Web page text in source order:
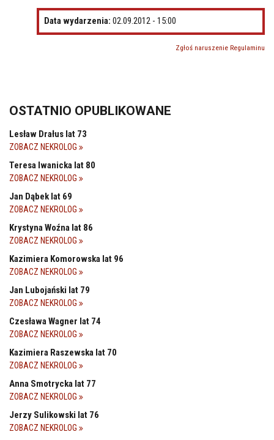
Data wydarzenia: 02.09.2012 - 15:00
Zgłoś naruszenie Regulaminu
OSTATNIO OPUBLIKOWANE
Lesław Drałus lat 73
ZOBACZ NEKROLOG
Teresa Iwanicka lat 80
ZOBACZ NEKROLOG
Jan Dąbek lat 69
ZOBACZ NEKROLOG
Krystyna Woźna lat 86
ZOBACZ NEKROLOG
Kazimiera Komorowska lat 96
ZOBACZ NEKROLOG
Jan Lubojański lat 79
ZOBACZ NEKROLOG
Czesława Wagner lat 74
ZOBACZ NEKROLOG
Kazimiera Raszewska lat 70
ZOBACZ NEKROLOG
Anna Smotrycka lat 77
ZOBACZ NEKROLOG
Jerzy Sulikowski lat 76
ZOBACZ NEKROLOG